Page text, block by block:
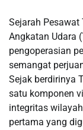
Sejarah Pesawat
Angkatan Udara
pengoperasian
semangat
Sejak berdirinya
satu komponen
integritas
pertama yang